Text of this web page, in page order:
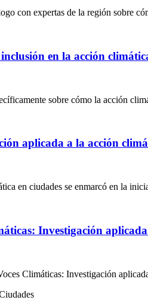
con expertas de la región sobre
en la acción
sobre cómo la acción
aplicada a la acción
en ciudades se enmarcó en la
Investigación
Climáticas: Investigación